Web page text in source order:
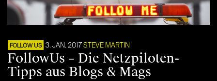
FOLLOW US 3. JAN. 2017 STEVE MARTIN
FollowUs – Die Netzpiloten-
Tipps aus Blogs & Mags